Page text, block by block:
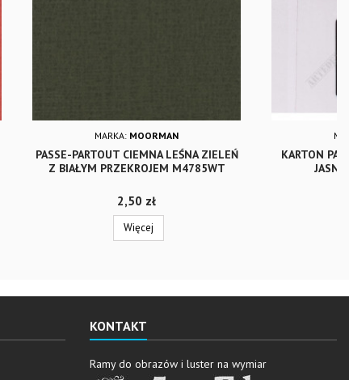
MARKA: MOORMAN
PASSE-PARTOUT CIEMNA LEŚNA ZIELEŃ
Z BIAŁYM PRZEKROJEM M4785WT
Cena
2,50 zł
Więcej
KARTON
KONTAKT
Ramy do obrazów i luster na wymiar